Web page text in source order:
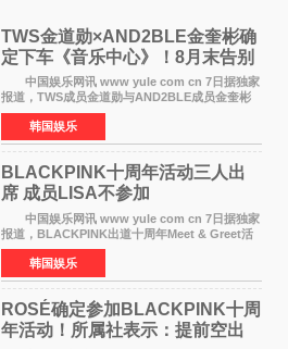
TWS金道勋×AND2BLE金奎彬确
定下车《音乐中心》！8月末告别
MC席位
中国娱乐网讯 www yule com cn 7日据独家
报道，TWS成员金道勋与AND2BLE成员金奎彬
将于8月离开《音乐中心》MC的位置。 金道
勋与金奎彬于去年3月与H2H A-NA一起被选为
《音乐中心》MC，约1
韩国娱乐
BLACKPINK十周年活动三人出
席 成员LISA不参加
中国娱乐网讯 www yule com cn 7日据独家
报道，BLACKPINK出道十周年Meet & Greet活
动将由智秀、ROS&Eacute;、JENNIE出席，
LISA将缺席。 此前BLACKPINK所属社YG并
未为组合出道十周年做
韩国娱乐
ROSÉ确定参加BLACKPINK十周
年活动！所属社表示：提前空出